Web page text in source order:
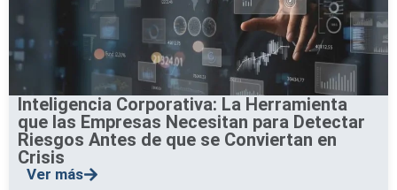
Inteligencia Corporativa: La Herramienta
que las Empresas Necesitan para Detectar
Riesgos Antes de que se Conviertan en
Crisis
Ver más